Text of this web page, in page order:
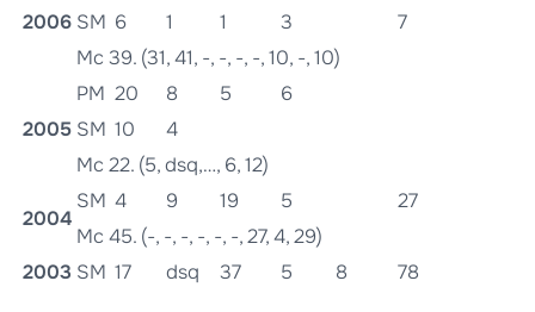
2006 SM 6 1 1 3
7
Mc 39. (31, 41, -, -, -, -, 10, -, 10)
2005
PM 20 8 5
6
SM 10
4
Mc 22. (5, dsq,…, 6, 12)
2004
SM 4 9 19 5
27
Mc 45. (-, -, -, -, -, -, 27, 4, 29)
2003 SM 17 dsq 37 5 8 78